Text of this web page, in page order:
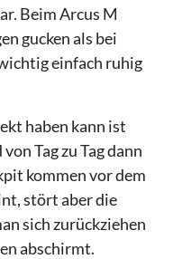
Beim Arcus M
gucken als bei
einfach ruhig
haben kann ist
Tag zu Tag dann
kommen vor dem
stört aber die
sich zurückziehen
abschirmt.